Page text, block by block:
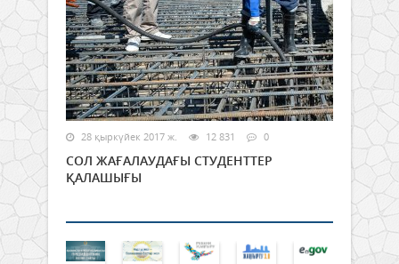
28 қыркүйек 2017 ж. 12 831 0
СОЛ ЖАҒАЛАУДАҒЫ СТУДЕНТТЕР
ҚАЛАШЫҒЫ